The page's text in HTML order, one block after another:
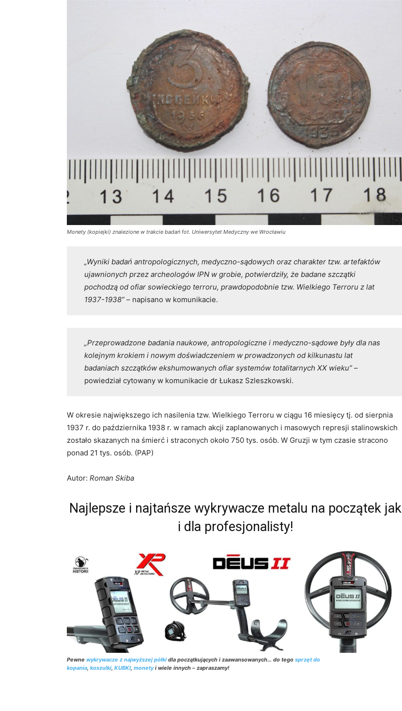
Monety (kopiejki) znalezione w trakcie badań fot. Uniwersytet Medyczny we Wrocławiu
„Wyniki badań antropologicznych, medyczno-sądowych oraz charakter tzw. artefaktów
ujawnionych przez archeologów IPN w grobie, potwierdziły, że badane szczątki
pochodzą od ofiar sowieckiego terroru, prawdopodobnie tzw. Wielkiego Terroru z lat
1937-1938”– napisano w komunikacie.
„Przeprowadzone badania naukowe, antropologiczne i medyczno-sądowe były dla nas
kolejnym krokiem i nowym doświadczeniem w prowadzonych od kilkunastu lat
badaniach szczątków ekshumowanych ofiar systemów totalitarnych XX wieku”–
powiedział cytowany w komunikacie dr Łukasz Szleszkowski.
W okresie największego ich nasilenia tzw. Wielkiego Terroru w ciągu 16 miesięcy tj. od sierpnia
1937 r. do października 1938 r. w ramach akcji zaplanowanych i masowych represji stalinowskich
zostało skazanych na śmierć i straconych około 750 tys. osób. W Gruzji w tym czasie stracono
ponad 21 tys. osób. (PAP)
Autor: Roman Skiba
Najlepsze i najtańsze wykrywacze metalu na początek jak
i dla profesjonalisty!
Pewne wykrywacze z najwyższej półki dla początkujących i zaawansowanych… do tego sprzęt do
kopania, koszulki, KUBKI, monetyi wiele innych – zapraszamy!